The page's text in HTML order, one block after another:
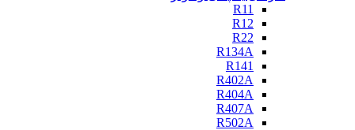
R11
R12
R22
R134A
R141
R402A
R404A
R407A
R502A